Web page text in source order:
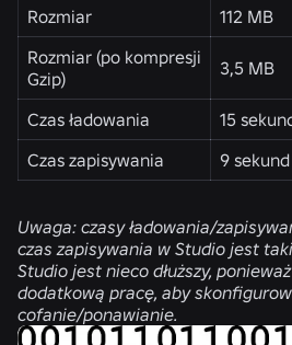
Rozmiar
112 MB
Rozmiar (po kompresji
Gzip)
3,5 MB
Czas ładowania 15
Czas zapisywania
9 sekund
Uwaga: czasy ładowania/
czas zapisywania w Studio jest
Studio jest nieco dłuższy,
dodatkową pracę, aby
cofanie/ponawianie.